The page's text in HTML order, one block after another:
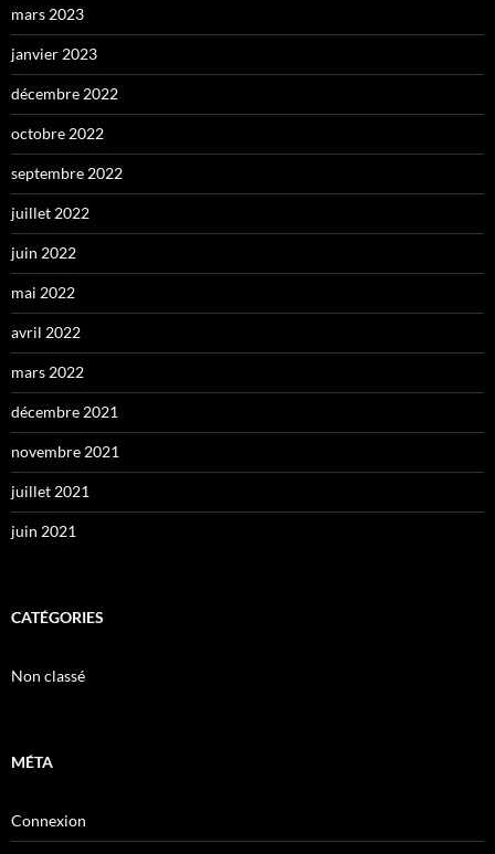
mars 2023
janvier 2023
décembre 2022
octobre 2022
septembre 2022
juillet 2022
juin 2022
mai 2022
avril 2022
mars 2022
décembre 2021
novembre 2021
juillet 2021
juin 2021
CATÉGORIES
Non classé
MÉTA
Connexion